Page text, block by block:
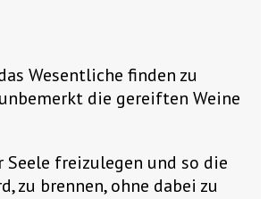
Wesentliche finden zu
die gereiften Weine
freizulegen und so die
zu brennen, ohne dabei zu